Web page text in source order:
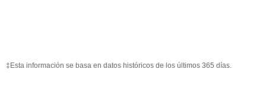
‡Esta información se basa en datos históricos de los últimos 365 días.